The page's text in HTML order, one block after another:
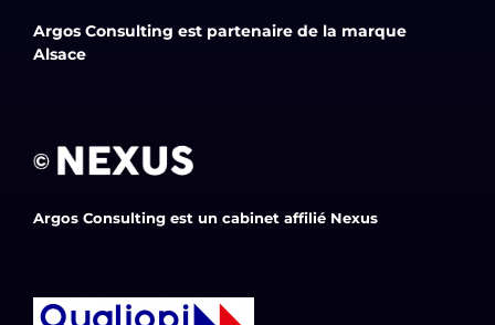
Argos Consulting est partenaire de la marque
Alsace
Argos Consulting est un cabinet affilié Nexus